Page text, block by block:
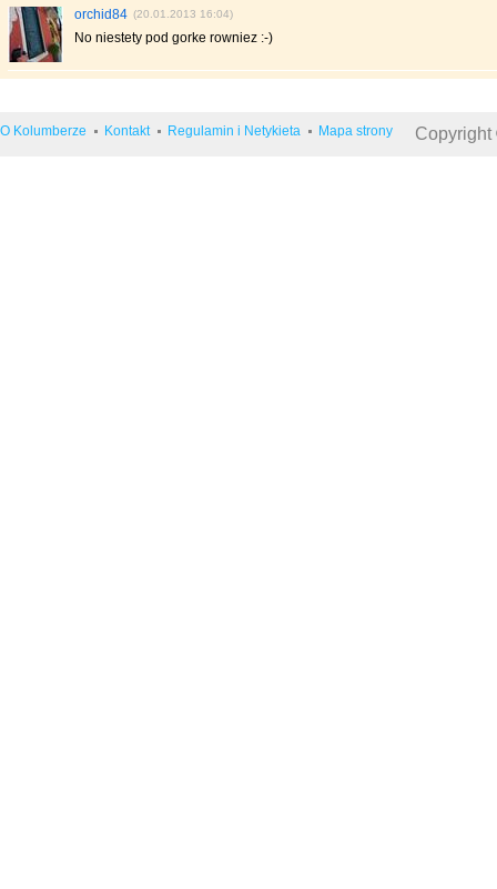
orchid84 (20.01.2013 16:04)
No niestety pod gorke rowniez :-)
O Kolumberze Kontakt Regulamin i Netykieta Mapa strony